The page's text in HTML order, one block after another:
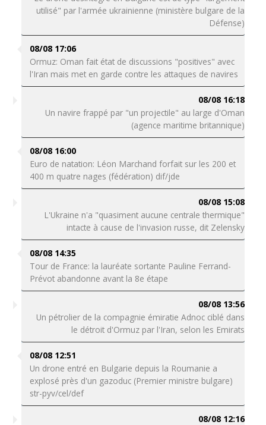
utilisé" par l'armée ukrainienne (ministère bulgare de la
Défense)
08/08 17:06
Ormuz: Oman fait état de discussions "positives" avec
l'Iran mais met en garde contre les attaques de navires
08/08 16:18
Un navire frappé par "un projectile" au large d'Oman
(agence maritime britannique)
08/08 16:00
Euro de natation: Léon Marchand forfait sur les 200 et
400 m quatre nages (fédération) dif/jde
08/08 15:08
L'Ukraine n'a "quasiment aucune centrale thermique"
intacte à cause de l'invasion russe, dit Zelensky
08/08 14:35
Tour de France: la lauréate sortante Pauline Ferrand-
Prévot abandonne avant la 8e étape
08/08 13:56
Un pétrolier de la compagnie émiratie Adnoc ciblé dans
le détroit d'Ormuz par l'Iran, selon les Emirats
08/08 12:51
Un drone entré en Bulgarie depuis la Roumanie a
explosé près d'un gazoduc (Premier ministre bulgare)
str-pyv/cel/def
08/08 12:16